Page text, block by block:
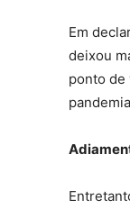
Em
deixou
ponto de